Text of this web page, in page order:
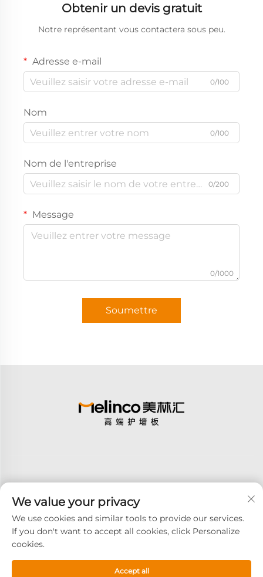
Obtenir un devis gratuit
Notre représentant vous contactera sous peu.
Adresse e-mail
0/100
Nom
0/100
Nom de l'entreprise
0/200
Message
0/1000
Soumettre
S'abonner
Copyright © 2026 GOODAY ADVANCED MATERIALS CO.,LTD. Tous
Politique de confidentialité
We value your privacy
We use cookies and similar tools to provide our services.
If you don't want to accept all cookies, click Personalize
cookies.
Accept all